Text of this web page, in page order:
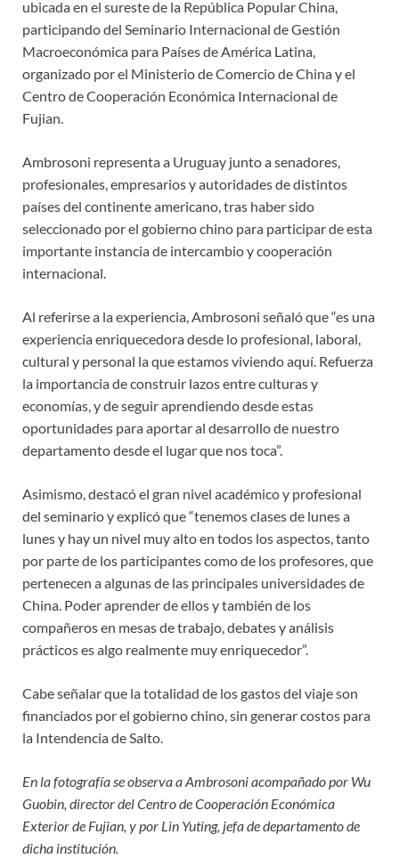
ubicada en el sureste de la República Popular China,
participando del Seminario Internacional de Gestión
Macroeconómica para Países de América Latina,
organizado por el Ministerio de Comercio de China y el
Centro de Cooperación Económica Internacional de
Fujian.
Ambrosoni representa a Uruguay junto a senadores,
profesionales, empresarios y autoridades de distintos
países del continente americano, tras haber sido
seleccionado por el gobierno chino para participar de esta
importante instancia de intercambio y cooperación
internacional.
Al referirse a la experiencia, Ambrosoni señaló que “es una
experiencia enriquecedora desde lo profesional, laboral,
cultural y personal la que estamos viviendo aquí. Refuerza
la importancia de construir lazos entre culturas y
economías, y de seguir aprendiendo desde estas
oportunidades para aportar al desarrollo de nuestro
departamento desde el lugar que nos toca”.
Asimismo, destacó el gran nivel académico y profesional
del seminario y explicó que “tenemos clases de lunes a
lunes y hay un nivel muy alto en todos los aspectos, tanto
por parte de los participantes como de los profesores, que
pertenecen a algunas de las principales universidades de
China. Poder aprender de ellos y también de los
compañeros en mesas de trabajo, debates y análisis
prácticos es algo realmente muy enriquecedor”.
Cabe señalar que la totalidad de los gastos del viaje son
financiados por el gobierno chino, sin generar costos para
la Intendencia de Salto.
En la fotografía se observa a Ambrosoni acompañado por Wu
Guobin, director del Centro de Cooperación Económica
Exterior de Fujian, y por Lin Yuting, jefa de departamento de
dicha institución.